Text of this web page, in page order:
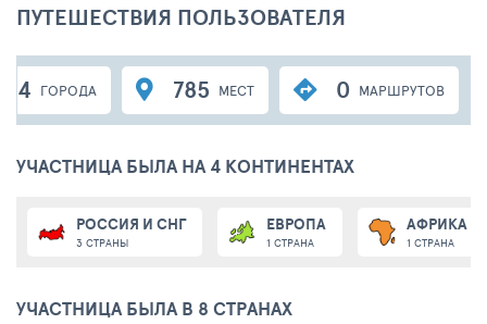
ПУТЕШЕСТВИЯ ПОЛЬЗОВАТЕЛЯ
84 ГОРОДА 785 МЕСТ 0 МАРШРУТОВ
УЧАСТНИЦА БЫЛА НА 4 КОНТИНЕНТАХ
РОССИЯ И СНГ
3 СТРАНЫ
ЕВРОПА
1 СТРАНА
АФРИКА
1 СТРАНА
УЧАСТНИЦА БЫЛА В 8 СТРАНАХ